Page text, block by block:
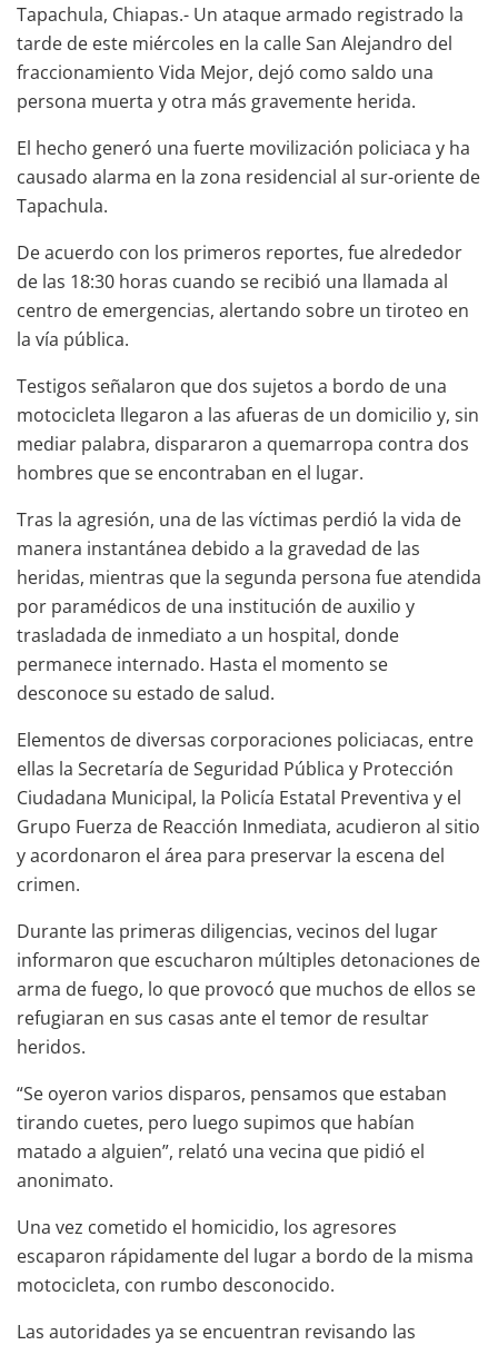
Tapachula, Chiapas.- Un ataque armado registrado la
tarde de este miércoles en la calle San Alejandro del
fraccionamiento Vida Mejor, dejó como saldo una
persona muerta y otra más gravemente herida.
El hecho generó una fuerte movilización policiaca y ha
causado alarma en la zona residencial al sur-oriente de
Tapachula.
De acuerdo con los primeros reportes, fue alrededor
de las 18:30 horas cuando se recibió una llamada al
centro de emergencias, alertando sobre un tiroteo en
la vía pública.
Testigos señalaron que dos sujetos a bordo de una
motocicleta llegaron a las afueras de un domicilio y, sin
mediar palabra, dispararon a quemarropa contra dos
hombres que se encontraban en el lugar.
Tras la agresión, una de las víctimas perdió la vida de
manera instantánea debido a la gravedad de las
heridas, mientras que la segunda persona fue atendida
por paramédicos de una institución de auxilio y
trasladada de inmediato a un hospital, donde
permanece internado. Hasta el momento se
desconoce su estado de salud.
Elementos de diversas corporaciones policiacas, entre
ellas la Secretaría de Seguridad Pública y Protección
Ciudadana Municipal, la Policía Estatal Preventiva y el
Grupo Fuerza de Reacción Inmediata, acudieron al sitio
y acordonaron el área para preservar la escena del
crimen.
Durante las primeras diligencias, vecinos del lugar
informaron que escucharon múltiples detonaciones de
arma de fuego, lo que provocó que muchos de ellos se
refugiaran en sus casas ante el temor de resultar
heridos.
“Se oyeron varios disparos, pensamos que estaban
tirando cuetes, pero luego supimos que habían
matado a alguien”, relató una vecina que pidió el
anonimato.
Una vez cometido el homicidio, los agresores
escaparon rápidamente del lugar a bordo de la misma
motocicleta, con rumbo desconocido.
Las autoridades ya se encuentran revisando las